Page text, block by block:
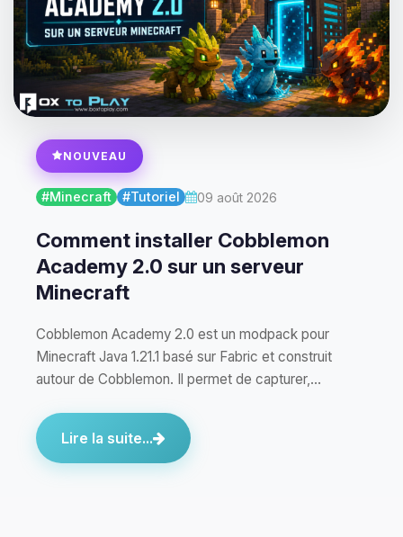
NOUVEAU
#Minecraft #Tutoriel 09 août 2026
Comment installer Cobblemon
Academy 2.0 sur un serveur
Minecraft
Cobblemon Academy 2.0 est un modpack pour
Minecraft Java 1.21.1 basé sur Fabric et construit
autour de Cobblemon. Il permet de capturer,
Lire la suite...